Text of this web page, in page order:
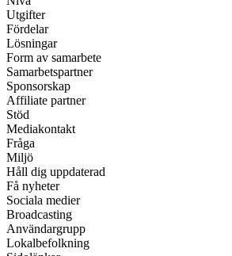
Utgifter
Fördelar
Lösningar
Form av samarbete
Samarbetspartner
Sponsorskap
Affiliate partner
Stöd
Mediakontakt
Fråga
Miljö
Håll dig uppdaterad
Få nyheter
Sociala medier
Broadcasting
Användargrupp
Lokalbefolkning